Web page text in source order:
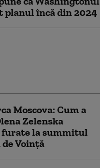
planul încă din 2024
Moscova: Cum a
Zelenska
la summitul
Voință